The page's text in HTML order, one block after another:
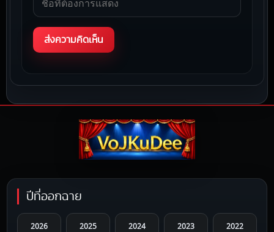
ปีที่ออกฉาย
2026 2025 2024 2023 2022